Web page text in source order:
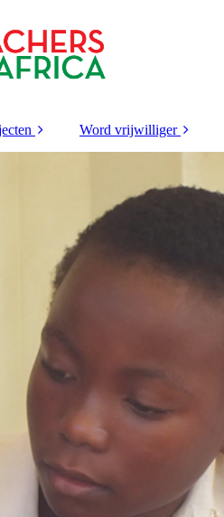
Word vrijwilliger
Groepsproject